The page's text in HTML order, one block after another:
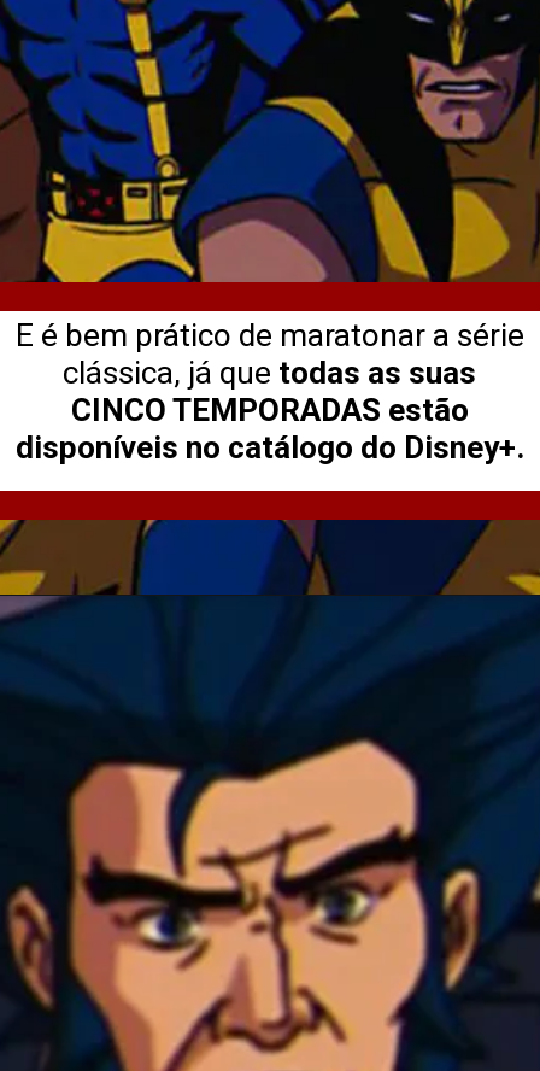
E é bem prático de maratonar a série
clássica, já que todas as suas
CINCO TEMPORADAS estão
disponíveis no catálogo do Disney+.